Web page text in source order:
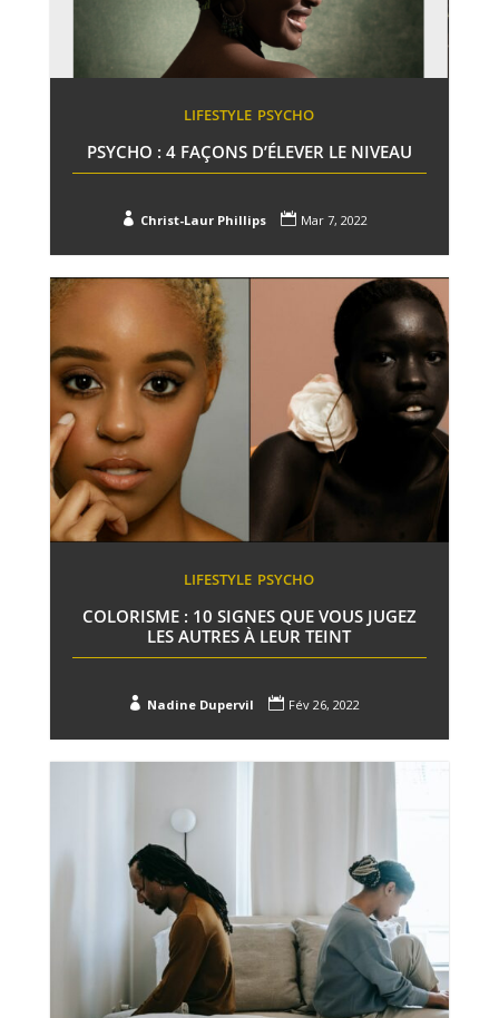
LIFESTYLE PSYCHO
PSYCHO : 4 FAÇONS D’ÉLEVER LE NIVEAU
 Christ-Laur Phillips  Mar 7, 2022
LIFESTYLE PSYCHO
COLORISME : 10 SIGNES QUE VOUS JUGEZ
LES AUTRES À LEUR TEINT
 Nadine Dupervil  Fév 26, 2022